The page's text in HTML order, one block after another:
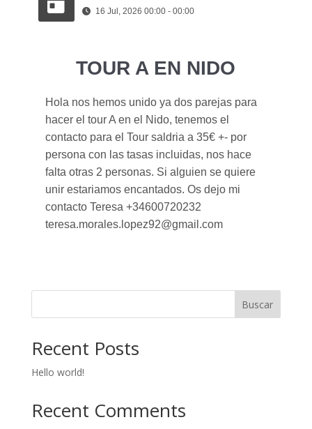
16 Jul, 2026 00:00 - 00:00
TOUR A EN NIDO
Hola nos hemos unido ya dos parejas para
hacer el tour A en el Nido, tenemos el
contacto para el Tour saldria a 35€ +- por
persona con las tasas incluidas, nos hace
falta otras 2 personas. Si alguien se quiere
unir estariamos encantados. Os dejo mi
contacto Teresa +34600720232
teresa.morales.lopez92@gmail.com
Buscar
Recent Posts
Hello world!
Recent Comments